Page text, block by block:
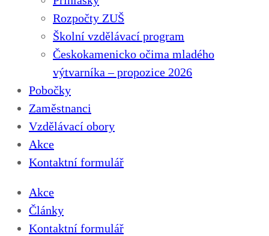
Rozpočty ZUŠ
Školní vzdělávací program
Českokamenicko očima mladého
výtvarníka – propozice 2026
Pobočky
Zaměstnanci
Vzdělávací obory
Akce
Kontaktní formulář
Akce
Články
Kontaktní formulář